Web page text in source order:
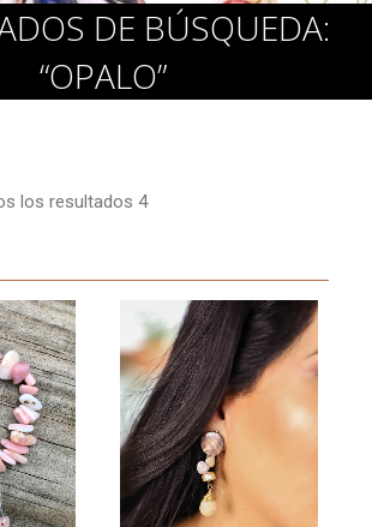
Cart
DE BÚSQUEDA:
“OPALO”
los resultados 4